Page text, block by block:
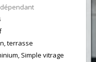
terrasse
Simple vitrage